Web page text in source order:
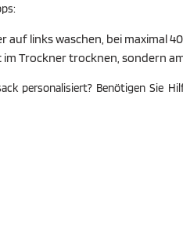
auf links waschen, bei maximal 40
im Trockner trocknen, sondern
personalisiert? Benötigen Sie